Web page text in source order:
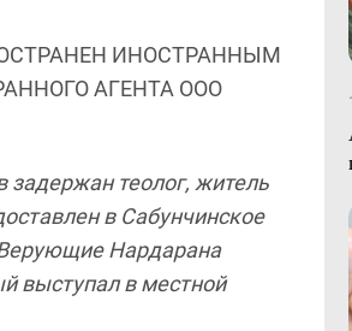
ИНОСТРАННЫМ
АГЕНТА ООО
теолог, житель
в Сабунчинское
Верующие Нардарана
выступал в местной